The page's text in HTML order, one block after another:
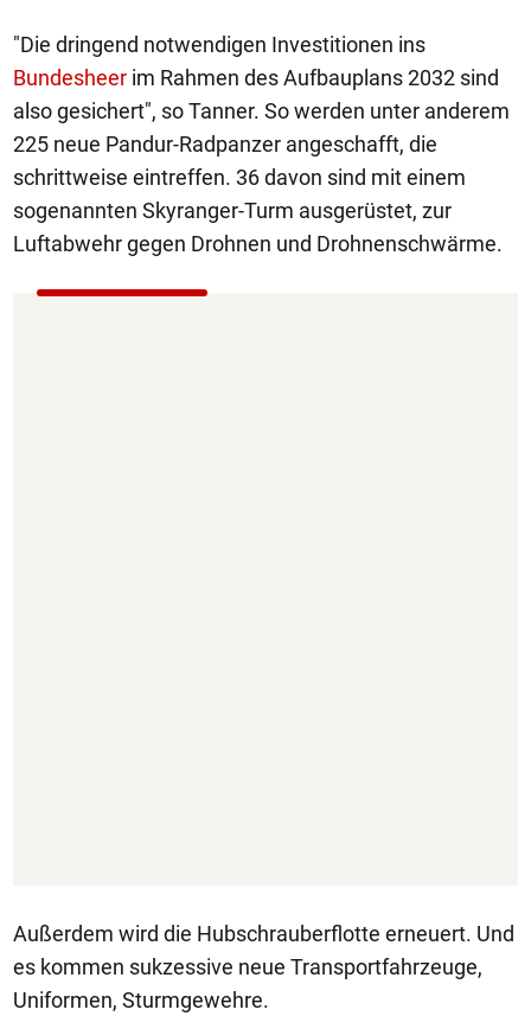
"Die dringend notwendigen Investitionen ins
Bundesheer im Rahmen des Aufbauplans 2032 sind
also gesichert", so Tanner. So werden unter anderem
225 neue Pandur-Radpanzer angeschafft, die
schrittweise eintreffen. 36 davon sind mit einem
sogenannten Skyranger-Turm ausgerüstet, zur
Luftabwehr gegen Drohnen und Drohnenschwärme.
Außerdem wird die Hubschrauberflotte erneuert. Und
es kommen sukzessive neue Transportfahrzeuge,
Uniformen, Sturmgewehre.